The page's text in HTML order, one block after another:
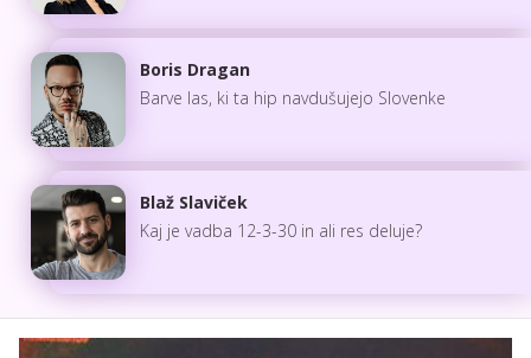
Boris Dragan
Barve las, ki ta hip navdušujejo Slovenke
Blaž Slaviček
Kaj je vadba 12-3-30 in ali res deluje?